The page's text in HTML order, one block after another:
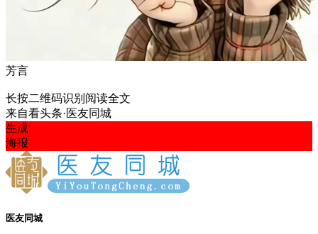
芳言
长按二维码识别阅读全文
来自看头条·医友同城
生成
海报
医友同城